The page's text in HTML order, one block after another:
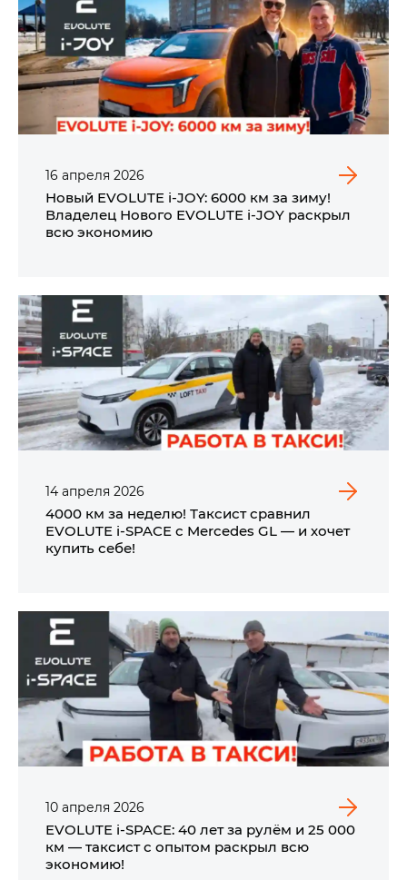
16 апреля 2026
Новый EVOLUTE i‑JOY: 6000 км за зиму!
Владелец Нового EVOLUTE i‑JOY раскрыл
всю экономию
14 апреля 2026
4000 км за неделю! Таксист сравнил
EVOLUTE i‑SPACE с Mercedes GL — и хочет
купить себе!
10 апреля 2026
EVOLUTE i‑SPACE: 40 лет за рулём и 25 000
км — таксист с опытом раскрыл всю
экономию!